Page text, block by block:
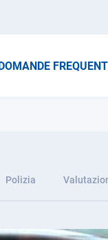
Polizia